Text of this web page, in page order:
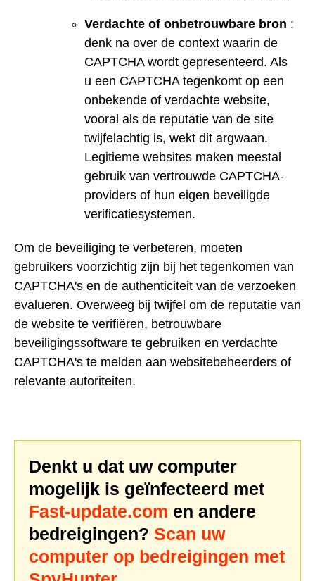
Verdachte of onbetrouwbare bron :
denk na over de context waarin de
CAPTCHA wordt gepresenteerd. Als
u een CAPTCHA tegenkomt op een
onbekende of verdachte website,
vooral als de reputatie van de site
twijfelachtig is, wekt dit argwaan.
Legitieme websites maken meestal
gebruik van vertrouwde CAPTCHA-
providers of hun eigen beveiligde
verificatiesystemen.
Om de beveiliging te verbeteren, moeten
gebruikers voorzichtig zijn bij het tegenkomen van
CAPTCHA's en de authenticiteit van de verzoeken
evalueren. Overweeg bij twijfel om de reputatie van
de website te verifiëren, betrouwbare
beveiligingssoftware te gebruiken en verdachte
CAPTCHA's te melden aan websitebeheerders of
relevante autoriteiten.
Denkt u dat uw computer
mogelijk is geïnfecteerd met
Fast-update.com en andere
bedreigingen? Scan uw
computer op bedreigingen met